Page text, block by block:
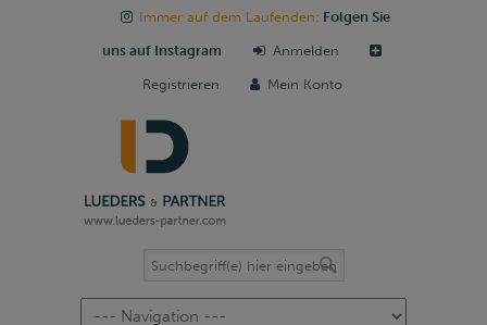
Immer auf dem Laufenden: Folgen Sie
uns auf Instagram Anmelden
Registrieren Mein Konto
Navigation